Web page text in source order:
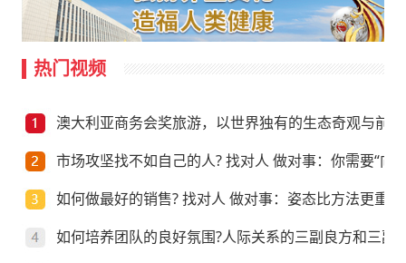
热门视频
澳大利亚商务会奖旅游，以世界独有的生态奇观与前
市场攻坚找不如自己的人? 找对人 做对事：你需要“向
如何做最好的销售? 找对人 做对事：姿态比方法更重要!
如何培养团队的良好氛围?人际关系的三副良方和三副